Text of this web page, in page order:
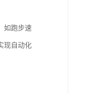
如跑步速
现自动化